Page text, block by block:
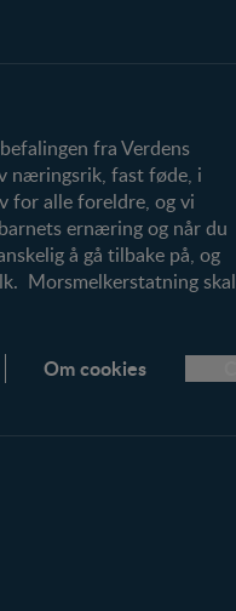
fra Verdens
næringsrik, fast føde, i
for alle foreldre, og vi
ernæring og når du
å gå tilbake på, og
Morsmelkerstatning skal
Om cookies